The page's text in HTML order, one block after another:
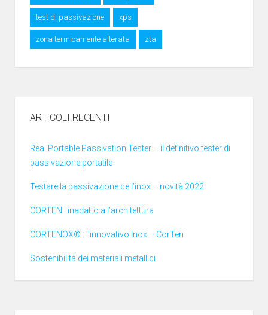
test di passivazione xps
zona termicamente alterata zta
ARTICOLI RECENTI
Real Portable Passivation Tester – il definitivo tester di
passivazione portatile
Testare la passivazione dell’inox – novità 2022
CORTEN : inadatto all’architettura
CORTENOX® : l’innovativo Inox – CorTen
Sostenibilità dei materiali metallici